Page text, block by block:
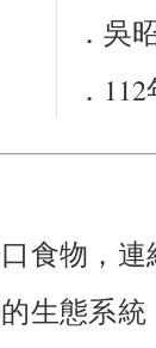
．吳
．
食物，
生態系